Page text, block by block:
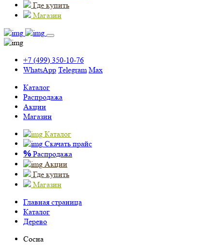
Где купить
Магазин
+7 (499) 350-10-76
WhatsApp Telegram Max
Каталог
Распродажа
Акции
Магазин
Каталог
Скачать прайс
% Распродажа
Акции
Где купить
Магазин
Главная страница
Каталог
Дерево
Сосна